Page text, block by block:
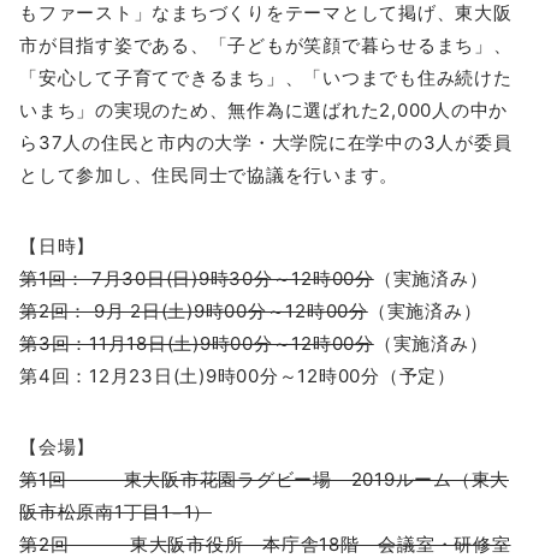
もファースト」なまちづくりをテーマとして掲げ、東大阪
市が目指す姿である、「子どもが笑顔で暮らせるまち」、
「安心して子育てできるまち」、「いつまでも住み続けた
いまち」の実現のため、無作為に選ばれた2,000人の中か
ら37人の住民と市内の大学・大学院に在学中の3人が委員
として参加し、住民同士で協議を行います。
【日時】
第1回： 7月30日(日)9時30分～12時00分（実施済み）
第2回： 9月 2日(土)9時00分～12時00分（実施済み）
第3回：11月18日(土)9時00分～12時00分（実施済み）
第4回：12月23日(土)9時00分～12時00分（予定）
【会場】
第1回 東大阪市花園ラグビー場 2019ルーム（東大
阪市松原南1丁目1−1）
第2回 東大阪市役所 本庁舎18階 会議室・研修室